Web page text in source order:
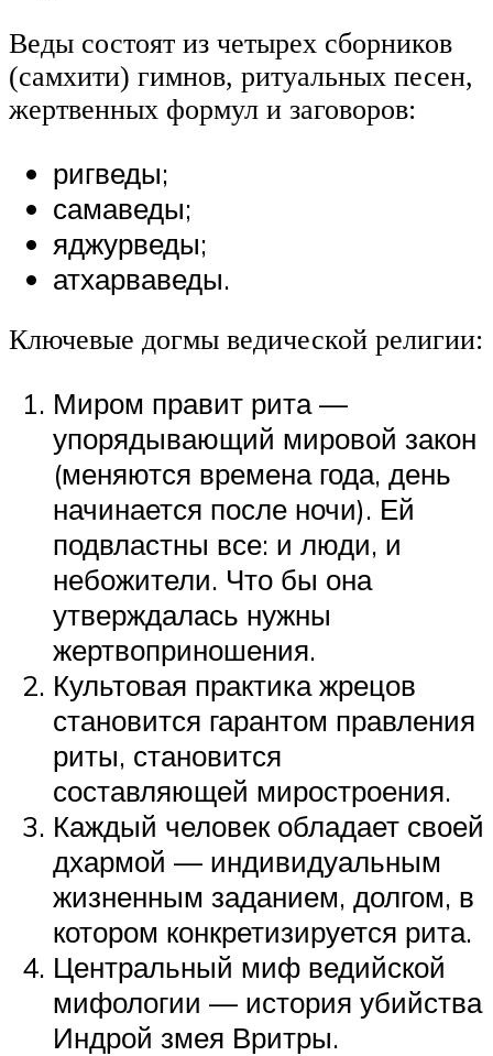
Веды состоят из четырех сборников
(самхити) гимнов, ритуальных песен,
жертвенных формул и заговоров:
ригведы;
самаведы;
яджурведы;
атхарваведы.
Ключевые догмы ведической религии:
Миром правит рита —
упорядывающий мировой закон
(меняются времена года, день
начинается после ночи). Ей
подвластны все: и люди, и
небожители. Что бы она
утверждалась нужны
жертвоприношения.
Культовая практика жрецов
становится гарантом правления
риты, становится
составляющей миростроения.
Каждый человек обладает своей
дхармой — индивидуальным
жизненным заданием, долгом, в
котором конкретизируется рита.
Центральный миф ведийской
мифологии — история убийства
Индрой змея Вритры.